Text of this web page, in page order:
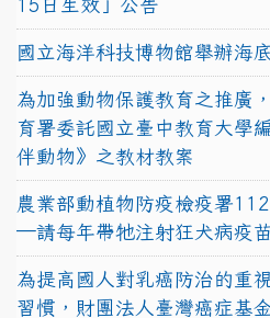
15日生效」公告
國立海洋科技博物館舉辦海
為加強動物保護教育之推廣
育署委託國立臺中教育大學
伴動物》之教材教案
農業部動植物防疫檢疫署
—請每年帶牠注射狂犬病疫
為提高國人對乳癌防治的重
習慣，財團法人臺灣癌症基